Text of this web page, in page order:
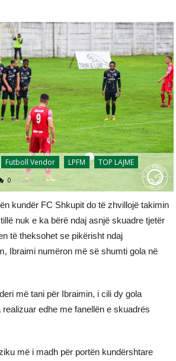
Futboll Vendor LPFM TOP LAJME
0
kundër FC Shkupit do të zhvillojë takimin
nuk e ka bërë ndaj asnjë skuadre tjetër
të theksohet se pikërisht ndaj
Ibraimi numëron më së shumti gola në
më tani për Ibraimin, i cili dy gola
edhe me fanellën e skuadrës
më i madh për portën kundërshtare